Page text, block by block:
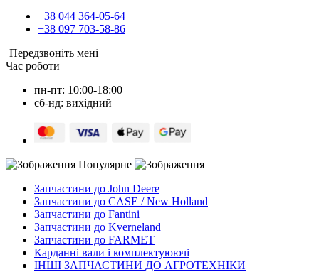
+38 044 364-05-64
+38 097 703-58-86
Передзвоніть мені
Час роботи
пн-пт: 10:00-18:00
сб-нд: вихідний
Популярне
Запчастини до John Deere
Запчастини до CASE / New Holland
Запчастини до Fantini
Запчастини до Kverneland
Запчастини до FARMET
Карданні вали і комплектуюючі
ІНШІ ЗАПЧАСТИНИ ДО АГРОТЕХНІКИ